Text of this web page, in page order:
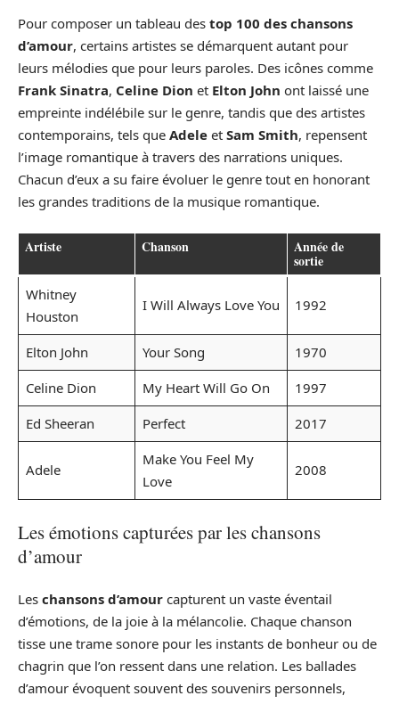
Pour composer un tableau des top 100 des chansons
d’amour, certains artistes se démarquent autant pour
leurs mélodies que pour leurs paroles. Des icônes comme
Frank Sinatra, Celine Dion et Elton John ont laissé une
empreinte indélébile sur le genre, tandis que des artistes
contemporains, tels que Adele et Sam Smith, repensent
l’image romantique à travers des narrations uniques.
Chacun d’eux a su faire évoluer le genre tout en honorant
les grandes traditions de la musique romantique.
Artiste Chanson Année de
sortie
Whitney
Houston
I Will Always Love You 1992
Elton John Your Song
1970
Celine Dion
My Heart Will Go On
1997
Ed Sheeran
Perfect 2017
Adele
Make You Feel My
Love
2008
Les émotions capturées par les chansons
d’amour
Les chansons d’amour capturent un vaste éventail
d’émotions, de la joie à la mélancolie. Chaque chanson
tisse une trame sonore pour les instants de bonheur ou de
chagrin que l’on ressent dans une relation. Les ballades
d’amour évoquent souvent des souvenirs personnels,